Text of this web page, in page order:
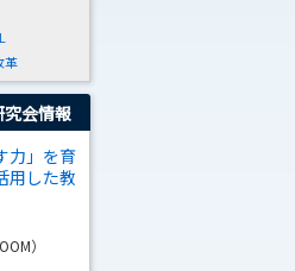
革
会情報
力」を育
用した教
）